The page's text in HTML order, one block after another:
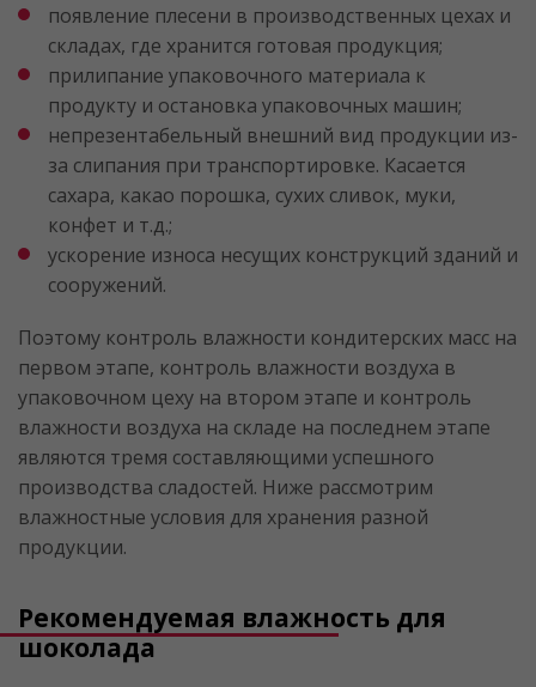
появление плесени в производственных цехах и
складах, где хранится готовая продукция;
прилипание упаковочного материала к
продукту и остановка упаковочных машин;
непрезентабельный внешний вид продукции из-
за слипания при транспортировке. Касается
сахара, какао порошка, сухих сливок, муки,
конфет и т.д.;
ускорение износа несущих конструкций зданий и
сооружений.
Поэтому контроль влажности кондитерских масс на
первом этапе, контроль влажности воздуха в
упаковочном цеху на втором этапе и контроль
влажности воздуха на складе на последнем этапе
являются тремя составляющими успешного
производства сладостей. Ниже рассмотрим
влажностные условия для хранения разной
продукции.
Рекомендуемая влажность для
шоколада